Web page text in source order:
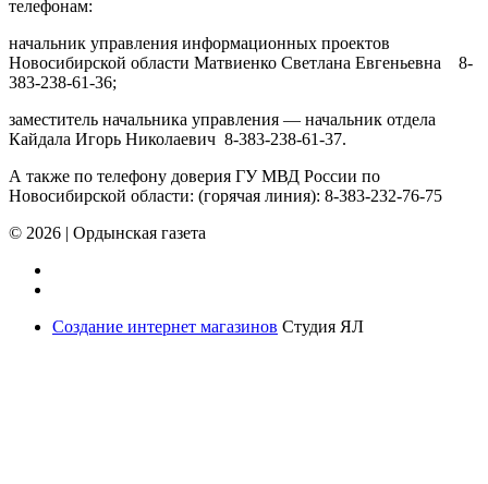
телефонам:
начальник управления информационных проектов
Новосибирской области Матвиенко Светлана Евгеньевна 8-
383-238-61-36;
заместитель начальника управления — начальник отдела
Кайдала Игорь Николаевич 8-383-238-61-37.
А также по телефону доверия ГУ МВД России по
Новосибирской области: (горячая линия): 8-383-232-76-75
© 2026 | Ордынская газета
Создание интернет магазинов Студия ЯЛ